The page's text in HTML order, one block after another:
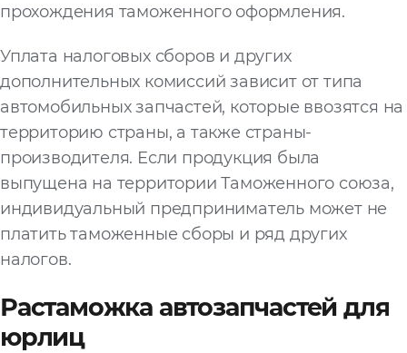
прохождения таможенного оформления.
Уплата налоговых сборов и других
дополнительных комиссий зависит от типа
автомобильных запчастей, которые ввозятся на
территорию страны, а также страны-
производителя. Если продукция была
выпущена на территории Таможенного союза,
индивидуальный предприниматель может не
платить таможенные сборы и ряд других
налогов.
Растаможка автозапчастей для
юрлиц